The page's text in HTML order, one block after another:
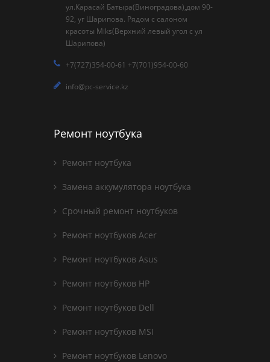
ул.Карасай Батыра(Виноградова),дом 90-
92, уг Шарипова. Рядом с салоном
красоты Miks(Верхний левый угол с ул
Шарипова)
+7(727)354-00-61 +7(701)954-00-60
info@pc-service.kz
Ремонт ноутбука
Ремонт ноутбука
Замена аккумулятора ноутбука
Срочный ремонт ноутбуков
Ремонт ноутбуков Acer
Ремонт ноутбуков Asus
Ремонт ноутбуков HP
Ремонт ноутбуков Dell
Ремонт ноутбуков MSI
Ремонт ноутбуков Lenovo